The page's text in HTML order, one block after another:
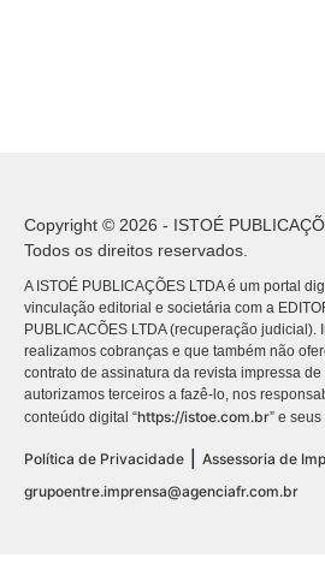
Copyright © 2026 - ISTOÉ
Todos os direitos reservados.
A ISTOÉ PUBLICAÇÕES LTDA é um portal
vinculação editorial e societária com a
PUBLICACÕES LTDA (recuperação judicial).
realizamos cobranças e que também não
contrato de assinatura da revista impressa
autorizamos terceiros a fazê-lo, nos
conteúdo digital “https://istoe.com.br” e
Política de Privacidade
Assessoria de
grupoentre.imprensa@agenciafr.com.br